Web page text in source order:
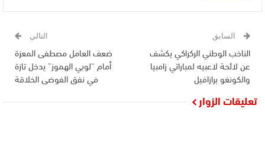
السابق
الناخب الوطني الركراكي يكشف
عن لائحة لاعبيه لمباراتي زامبيا
والكونغو برازافيل
التالي
ضعف العامل مصطفى المعزة
أمام “لوبي الهموز” يدخل تازة
في نفق الفوضى الخلاقة
تعليقات الزوار